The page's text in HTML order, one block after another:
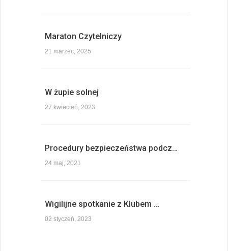
Maraton Czytelniczy
21 marzec, 2025
W żupie solnej
27 kwiecień, 2023
Procedury bezpieczeństwa podcz…
24 maj, 2021
Wigilijne spotkanie z Klubem …
02 styczeń, 2023